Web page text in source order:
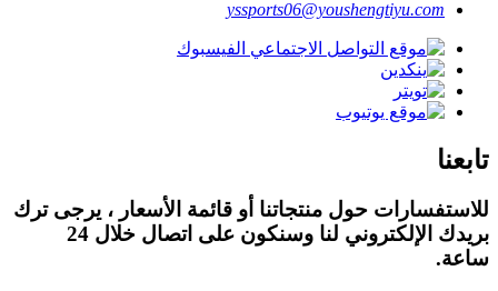
yssports06@youshengtiyu.com
تابعنا
للاستفسارات حول منتجاتنا أو قائمة الأسعار ، يرجى ترك
بريدك الإلكتروني لنا وسنكون على اتصال خلال 24
ساعة.